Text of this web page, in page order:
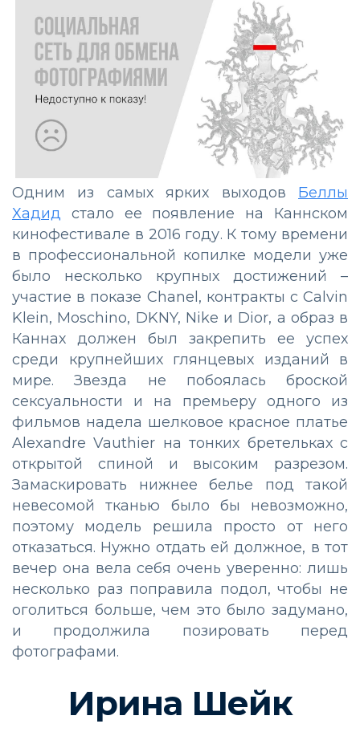
Одним из самых ярких выходов Беллы
Хадид стало ее появление на Каннском
кинофестивале в 2016 году. К тому времени
в профессиональной копилке модели уже
было несколько крупных достижений –
участие в показе Chanel, контракты с Calvin
Klein, Moschino, DKNY, Nike и Dior, а образ в
Каннах должен был закрепить ее успех
среди крупнейших глянцевых изданий в
мире. Звезда не побоялась броской
сексуальности и на премьеру одного из
фильмов надела шелковое красное платье
Alexandre Vauthier на тонких бретельках с
открытой спиной и высоким разрезом.
Замаскировать нижнее белье под такой
невесомой тканью было бы невозможно,
поэтому модель решила просто от него
отказаться. Нужно отдать ей должное, в тот
вечер она вела себя очень уверенно: лишь
несколько раз поправила подол, чтобы не
оголиться больше, чем это было задумано,
и продолжила позировать перед
фотографами.
Ирина Шейк